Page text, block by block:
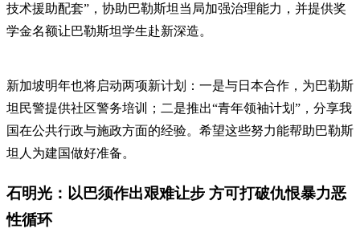
技术援助配套”，协助巴勒斯坦当局加强治理能力，并提供奖
学金名额让巴勒斯坦学生赴新深造。
新加坡明年也将启动两项新计划：一是与日本合作，为巴勒斯
坦民警提供社区警务培训；二是推出“青年领袖计划”，分享我
国在公共行政与施政方面的经验。希望这些努力能帮助巴勒斯
坦人为建国做好准备。
石明光：以巴须作出艰难让步 方可打破仇恨暴力恶
性循环